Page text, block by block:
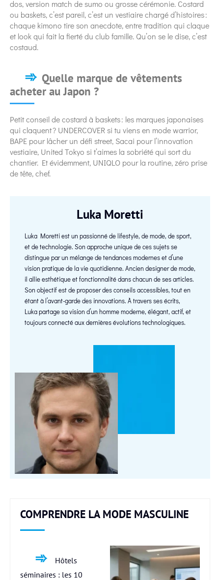
dos, version match de sumo ou grosse cérémonie. Costard
ou baskets, c’est pareil, c’est un vestiaire chargé d’histoires :
chaque kimono tire son anecdote, entre tradition qui claque
et look qui fait la fierté du club famille. Qu’on se le dise, c’est
costaud.
Quelle marque de vêtements
acheter au Japon ?
Petit conseil de costard à baskets : les marques japonaises
qui claquent ? UNDERCOVER si tu viens en mode warrior,
BAPE pour lâcher un défi street, Sacai pour l’innovation
vestiaire, United Tokyo si t’aimes la sobriété qui sort du
chantier. Et évidemment, UNIQLO pour la routine, zéro prise
de tête, chef.
Luka Moretti
Luka Moretti est un passionné de lifestyle, de mode, de sport,
et de technologie. Son approche unique de ces sujets se
distingue par un mélange de tendances modernes et d’une
vision pratique de la vie quotidienne. Ancien designer de mode,
il allie esthétique et fonctionnalité dans chacun de ses articles.
Son objectif est de proposer des conseils accessibles, tout en
étant à l’avant-garde des innovations. À travers ses écrits,
Luka partage sa vision d’un homme moderne, élégant, actif, et
toujours connecté aux dernières évolutions technologiques.
COMPRENDRE LA MODE MASCULINE
Hôtels
séminaires : les 10